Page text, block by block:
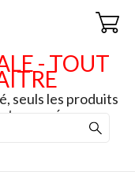
- TOUT
seuls les produits
envoyés.